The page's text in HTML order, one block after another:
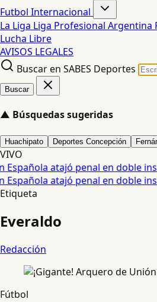
Futbol Internacional
La Liga Liga Profesional Argentina
Lucha Libre
AVISOS LEGALES
Buscar en SABES Deportes
Buscar
▲ Búsquedas sugeridas
Huachipato Deportes Concepción
VIVO
atajó penal en doble
atajó penal en doble
Etiqueta
Everaldo
Redacción
Fútbol